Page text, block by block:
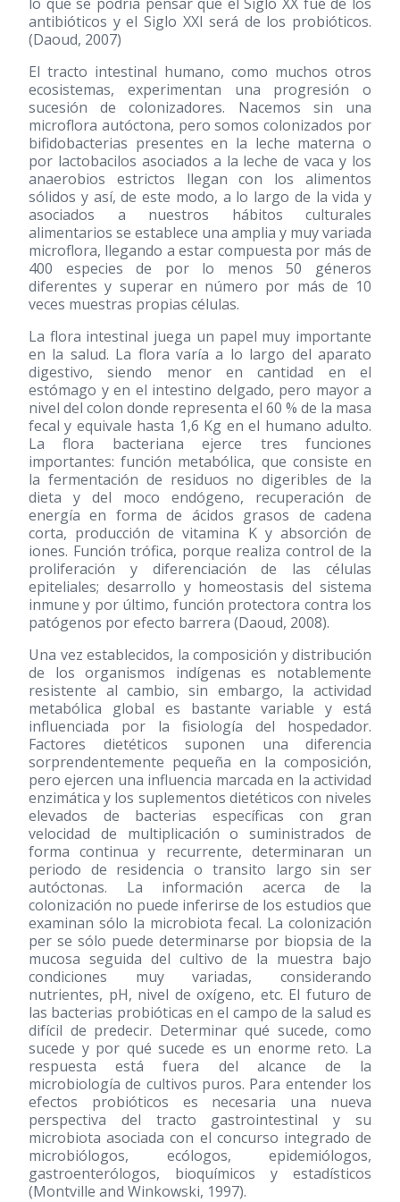
antibióticos y el Siglo XXI será de los probióticos.
(Daoud, 2007)
El tracto intestinal humano, como muchos otros
ecosistemas, experimentan una progresión o
sucesión de colonizadores. Nacemos sin una
microflora autóctona, pero somos colonizados por
bifidobacterias presentes en la leche materna o
por lactobacilos asociados a la leche de vaca y los
anaerobios estrictos llegan con los alimentos
sólidos y así, de este modo, a lo largo de la vida y
asociados a nuestros hábitos culturales
alimentarios se establece una amplia y muy variada
microflora, llegando a estar compuesta por más de
400 especies de por lo menos 50 géneros
diferentes y superar en número por más de 10
veces muestras propias células.
La flora intestinal juega un papel muy importante
en la salud. La flora varía a lo largo del aparato
digestivo, siendo menor en cantidad en el
estómago y en el intestino delgado, pero mayor a
nivel del colon donde representa el 60 % de la masa
fecal y equivale hasta 1,6 Kg en el humano adulto.
La flora bacteriana ejerce tres funciones
importantes: función metabólica, que consiste en
la fermentación de residuos no digeribles de la
dieta y del moco endógeno, recuperación de
energía en forma de ácidos grasos de cadena
corta, producción de vitamina K y absorción de
iones. Función trófica, porque realiza control de la
proliferación y diferenciación de las células
epiteliales; desarrollo y homeostasis del sistema
inmune y por último, función protectora contra los
patógenos por efecto barrera (Daoud, 2008).
Una vez establecidos, la composición y distribución
de los organismos indígenas es notablemente
resistente al cambio, sin embargo, la actividad
metabólica global es bastante variable y está
influenciada por la fisiología del hospedador.
Factores dietéticos suponen una diferencia
sorprendentemente pequeña en la composición,
pero ejercen una influencia marcada en la actividad
enzimática y los suplementos dietéticos con niveles
elevados de bacterias específicas con gran
velocidad de multiplicación o suministrados de
forma continua y recurrente, determinaran un
periodo de residencia o transito largo sin ser
autóctonas. La información acerca de la
colonización no puede inferirse de los estudios que
examinan sólo la microbiota fecal. La colonización
per se sólo puede determinarse por biopsia de la
mucosa seguida del cultivo de la muestra bajo
condiciones muy variadas, considerando
nutrientes, pH, nivel de oxígeno, etc. El futuro de
las bacterias probióticas en el campo de la salud es
difícil de predecir. Determinar qué sucede, como
sucede y por qué sucede es un enorme reto. La
respuesta está fuera del alcance de la
microbiología de cultivos puros. Para entender los
efectos probióticos es necesaria una nueva
perspectiva del tracto gastrointestinal y su
microbiota asociada con el concurso integrado de
microbiólogos, ecólogos, epidemiólogos,
gastroenterólogos, bioquímicos y estadísticos
(Montville and Winkowski, 1997).